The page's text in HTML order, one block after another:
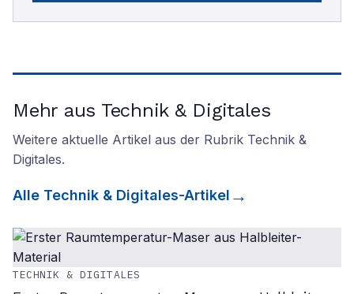
Mehr aus Technik & Digitales
Weitere aktuelle Artikel aus der Rubrik Technik &
Digitales.
Alle Technik & Digitales-Artikel
TECHNIK & DIGITALES